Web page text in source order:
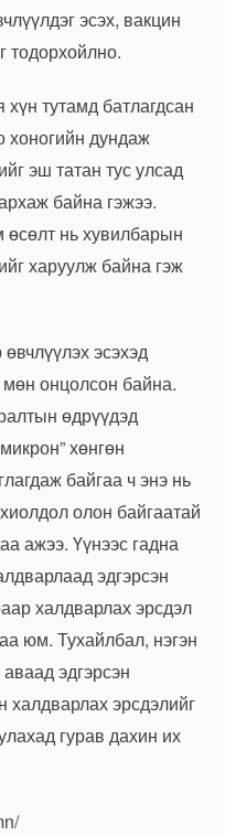
эсэх, вакцин
тодорхойлно.
тутамд батлагдсан
хоногийн дундаж
эш татан тус улсад
байна гэжээ.
өсөлт нь хувилбарын
харуулж байна гэж
эсэхэд
мөн онцолсон байна.
өдрүүдэд
хөнгөн
байгаа ч энэ нь
олон байгаатай
ажээ. Үүнээс гадна
эдгэрсэн
халдварлах эрсдэл
юм. Тухайлбал, нэгэн
эдгэрсэн
халдварлах эрсдэлийг
гурав дахин их